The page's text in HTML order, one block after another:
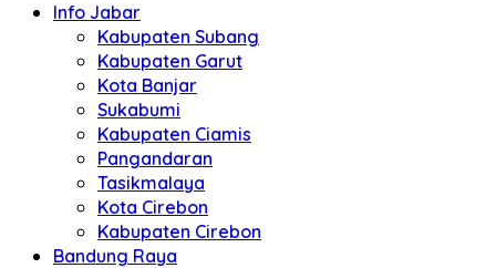
Info Jabar
Kabupaten Subang
Kabupaten Garut
Kota Banjar
Sukabumi
Kabupaten Ciamis
Pangandaran
Tasikmalaya
Kota Cirebon
Kabupaten Cirebon
Bandung Raya